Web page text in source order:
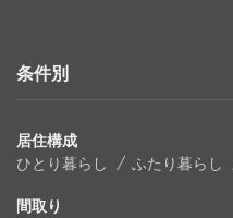
条件別
居住構成
ひとり暮らし
ふたり暮らし
間取り